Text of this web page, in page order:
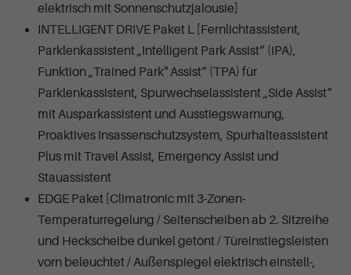
elektrisch mit Sonnenschutzjalousie]
INTELLIGENT DRIVE Paket L [Fernlichtassistent,
Parklenkassistent „Intelligent Park Assist“ (IPA),
Funktion „Trained Park" Assist“ (TPA) für
Parklenkassistent, Spurwechselassistent „Side Assist“
mit Ausparkassistent und Ausstiegswarnung,
Proaktives Insassenschutzsystem, Spurhalteassistent
Plus mit Travel Assist, Emergency Assist und
Stauassistent
EDGE Paket [Climatronic mit 3-Zonen-
Temperaturregelung / Seitenscheiben ab 2. Sitzreihe
und Heckscheibe dunkel getönt / Türeinstiegsleisten
vorn beleuchtet / Außenspiegel elektrisch einstell-,